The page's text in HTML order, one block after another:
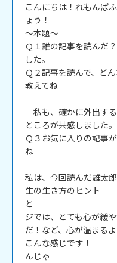
こんにちは！れもんぱ
ょう！
～本題～
Ｑ１誰の記事を読んだ
した。
Ｑ２記事を読んで、ど
教えてね
私も、確かに外出す
ところが共感しました。
Ｑ３お気に入りの記事
ね
私は、今回読んだ雄太
生の生き方のヒント
と　　　　　　　　　
ジでは、とても心が緩
だ！など、心が温まる
こんな感じです！
んじゃ